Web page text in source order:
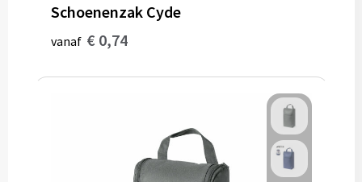
Schoenenzak Cyde
vanaf € 0,74